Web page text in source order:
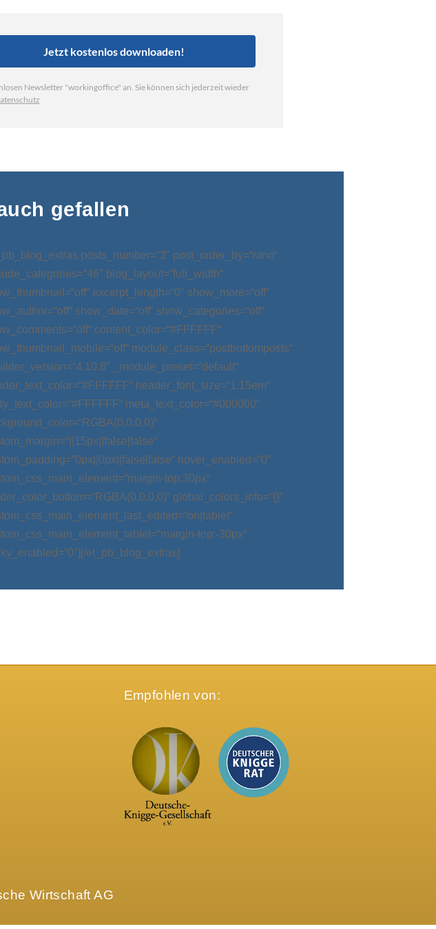
gefallen
posts_number=“3″ post_order_by=“rand“
blog_layout=“full_width“
excerpt_length=“0″ show_more=“off“
show_date=“off“ show_categories=“off“
content_color=“#FFFFFF“
module_class=“postbottomposts“
_module_preset=“default“
header_font_size=“1.15em“
meta_text_color=“#000000″
hover_enabled=“0″
top:30px“
global_colors_info=“{}“
top:-30px“
et_pb_blog_extras]
Empfohlen von:
Wirtschaft AG